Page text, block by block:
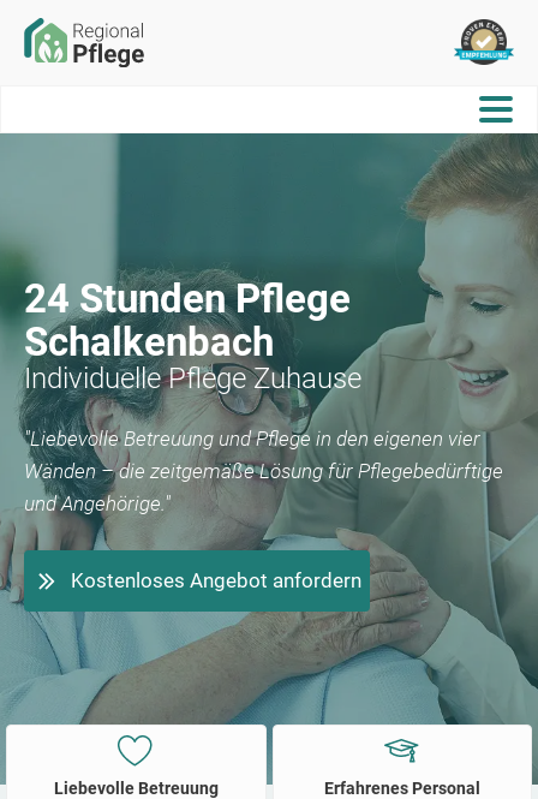
24 Stunden Pflege
Schalkenbach
Individuelle Pflege Zuhause
"Liebevolle Betreuung und Pflege in den eigenen vier
Wänden – die zeitgemäße Lösung für Pflegebedürftige
und Angehörige."
Kostenloses Angebot anfordern
Liebevolle Betreuung Erfahrenes Personal